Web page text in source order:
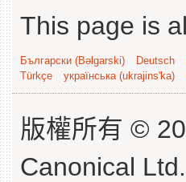
This page is
Български (Bəlgarski) Deutsch
Türkçe
українська (ukrajins'ka)
版權所有 ©
Canonical